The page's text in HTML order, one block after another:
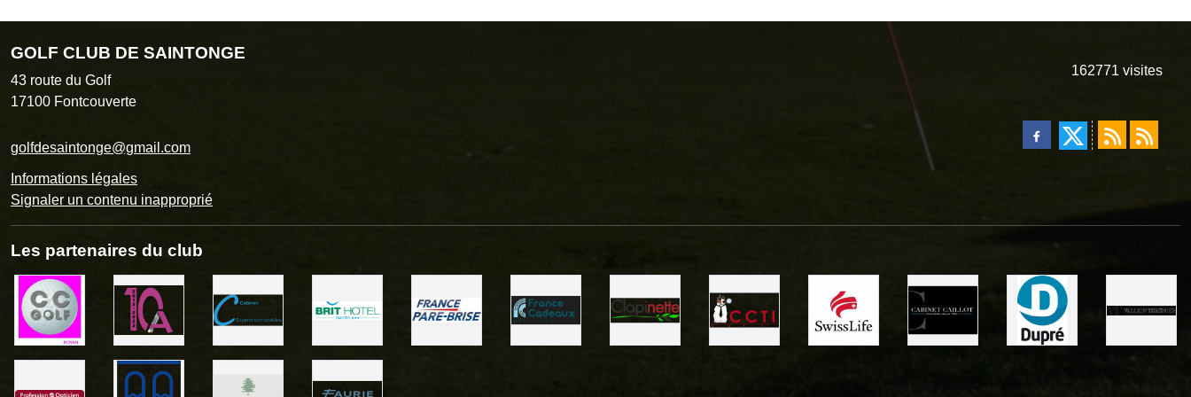
GOLF CLUB DE SAINTONGE
43 route du Golf
17100 Fontcouverte
golfdesaintonge@gmail.com
Informations légales
Signaler un contenu inapproprié
162771 visites
Les partenaires du club